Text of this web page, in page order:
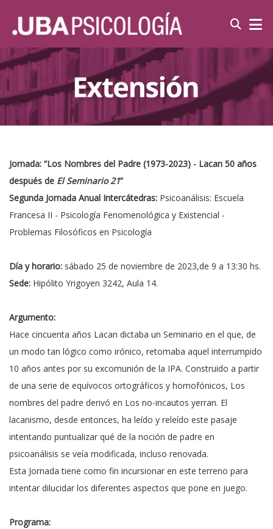
Jornada: “Los Nombres del Padre (1973-2023) - Lacan 50 años
después de El Seminario 21”
Segunda Jornada Anual Intercátedras: Psicoanálisis: Escuela
Francesa II - Psicología Fenomenológica y Existencial -
Problemas Filosóficos en Psicología
Día y horario: sábado 25 de noviembre de 2023,de 9 a 13:30 hs.
Sede: Hipólito Yrigoyen 3242, Aula 14.
Argumento:
Hace cincuenta años Lacan dictaba un Seminario en el que, de
un modo tan lógico como irónico, retomaba aquel interrumpido
10 años antes por su excomunión de la IPA. Construido a partir
de una serie de equívocos ortográficos y homofónicos, Los
nombres del padre derivó en Los no-incautos yerran. El
lacanismo, desde entonces, ha leído y releído este pasaje
intentando puntualizar qué de la noción de padre en
psicoanálisis se veía modificada, incluso renovada.
Esta Jornada tiene como fin incursionar en este terreno para
intentar dilucidar los diferentes aspectos que pone en juego.
Programa: